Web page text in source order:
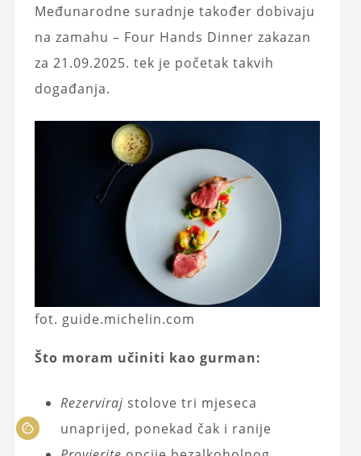
Međunarodne suradnje također dobivaju
na zamahu – Four Hands Dinner zakazan
za 21.09.2025. tek je početak takvih
događanja.
fot. guide.michelin.com
Što moram učiniti kao gurman:
Rezervirajstolove tri mjeseca
unaprijed, ponekad čak i ranije